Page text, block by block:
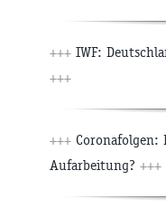
+++ IWF:
+++
+++ Coronafolgen:
Aufarbeitung? +++